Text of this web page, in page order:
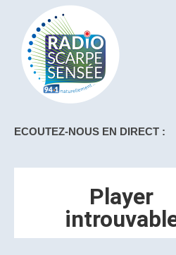
ECOUTEZ-NOUS EN DIRECT :